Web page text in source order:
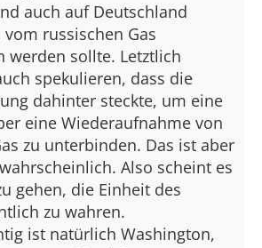
auch auf Deutschland
russischen Gas
werden sollte. Letztlich
spekulieren, dass die
dahinter steckte, um eine
eine Wiederaufnahme von
zu unterbinden. Das ist aber
Also scheint es
gehen, die Einheit des
zu wahren.
ist natürlich Washington,